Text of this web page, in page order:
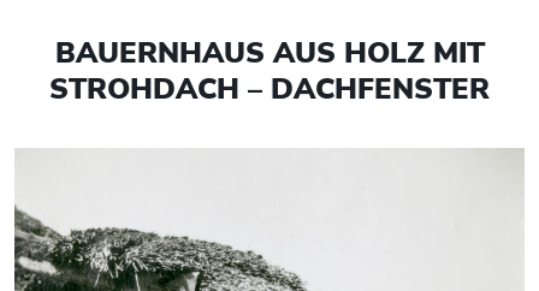
BAUERNHAUS AUS HOLZ MIT
STROHDACH – DACHFENSTER